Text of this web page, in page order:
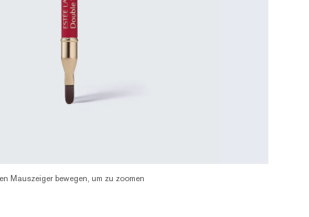
Mauszeiger bewegen, um zu zoomen